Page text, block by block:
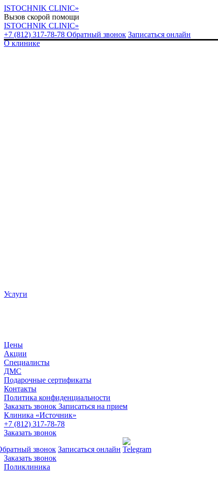
ISTOCHNIK CLINIC»
Вызов скорой помощи
ISTOCHNIK CLINIC»
+7 (812) 317-78-78 Обратный звонок Записаться онлайн
О клинике
Услуги
Цены
Акции
Специалисты
ДМС
Подарочные сертификаты
Контакты
Политика конфиденциальности
Заказать звонок Записаться на прием
Клиника «Источник»
+7 (812) 317-78-78
Заказать звонок
звонок Записаться онлайн
Заказать звонок
Поликлиника